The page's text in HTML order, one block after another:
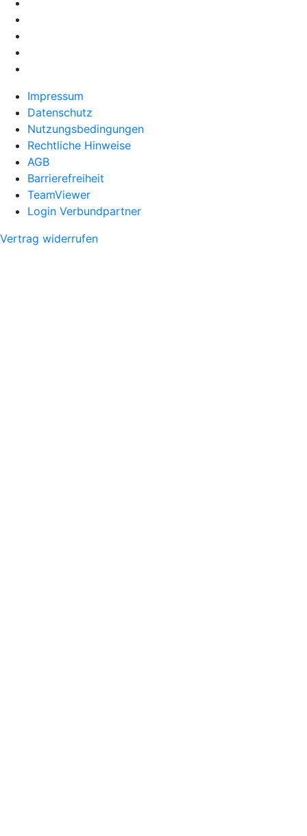
Impressum
Datenschutz
Nutzungsbedingungen
Rechtliche Hinweise
AGB
Barrierefreiheit
TeamViewer
Login Verbundpartner
Vertrag widerrufen